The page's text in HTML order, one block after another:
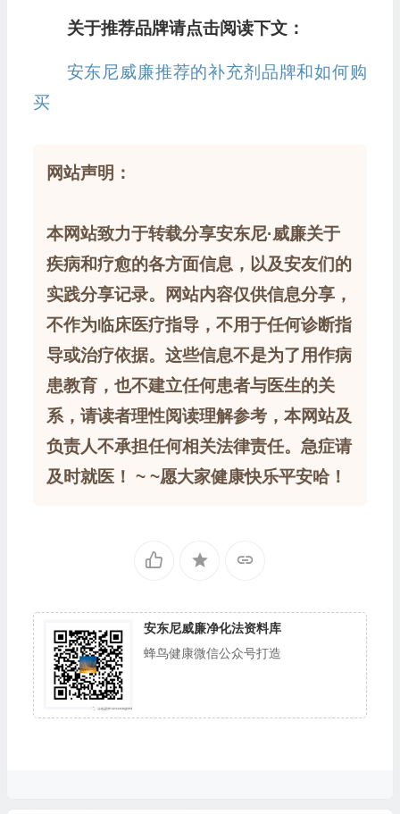
关于推荐品牌请点击阅读下文：
安东尼威廉推荐的补充剂品牌和如何购
买
网站声明：
本网站致力于转载分享安东尼·威廉关于
疾病和疗愈的各方面信息，以及安友们的
实践分享记录。网站内容仅供信息分享，
不作为临床医疗指导，不用于任何诊断指
导或治疗依据。这些信息不是为了用作病
患教育，也不建立任何患者与医生的关
系，请读者理性阅读理解参考，本网站及
负责人不承担任何相关法律责任。急症请
及时就医！ ~ ~愿大家健康快乐平安哈！
安东尼威廉净化法资料库
蜂鸟健康微信公众号打造